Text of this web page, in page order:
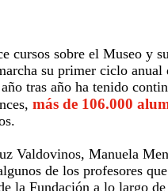
cursos sobre el Museo y
su primer ciclo anual
tras año ha tenido
más de 106.000
Valdovinos, Manuela
de los profesores que
la Fundación a lo largo de